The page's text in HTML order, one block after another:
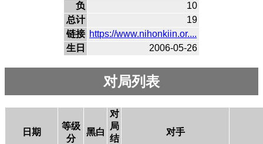
负
10
总计
19
链接 https://www.nihonkiin.or....
生日
2006-05-26
对局列表
日期
等级
分
黑白
对
局
结
对手